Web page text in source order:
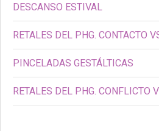
DESCANSO ESTIVAL
RETALES DEL PHG. CONTACTO
PINCELADAS GESTÁLTICAS
RETALES DEL PHG. CONFLICTO